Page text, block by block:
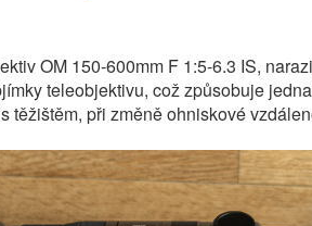
OM 150-600mm F 1:5-6.3 IS,
teleobjektivu, což způsobuje
těžištěm, při změně ohniskové